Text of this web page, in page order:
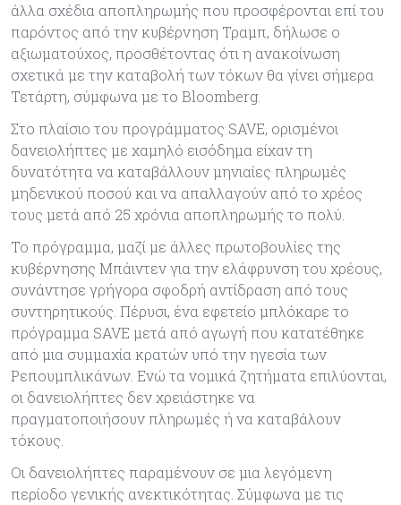
άλλα σχέδια αποπληρωμής που προσφέρονται επί του
παρόντος από την κυβέρνηση Τραμπ, δήλωσε ο
αξιωματούχος, προσθέτοντας ότι η ανακοίνωση
σχετικά με την καταβολή των τόκων θα γίνει σήμερα
Τετάρτη, σύμφωνα με το Bloomberg.
Στο πλαίσιο του προγράμματος SAVE, ορισμένοι
δανειολήπτες με χαμηλό εισόδημα είχαν τη
δυνατότητα να καταβάλλουν μηνιαίες πληρωμές
μηδενικού ποσού και να απαλλαγούν από το χρέος
τους μετά από 25 χρόνια αποπληρωμής το πολύ.
Το πρόγραμμα, μαζί με άλλες πρωτοβουλίες της
κυβέρνησης Μπάιντεν για την ελάφρυνση του χρέους,
συνάντησε γρήγορα σφοδρή αντίδραση από τους
συντηρητικούς. Πέρυσι, ένα εφετείο μπλόκαρε το
πρόγραμμα SAVE μετά από αγωγή που κατατέθηκε
από μια συμμαχία κρατών υπό την ηγεσία των
Ρεπουμπλικάνων. Ενώ τα νομικά ζητήματα επιλύονται,
οι δανειολήπτες δεν χρειάστηκε να
πραγματοποιήσουν πληρωμές ή να καταβάλουν
τόκους.
Οι δανειολήπτες παραμένουν σε μια λεγόμενη
περίοδο γενικής ανεκτικότητας. Σύμφωνα με τις